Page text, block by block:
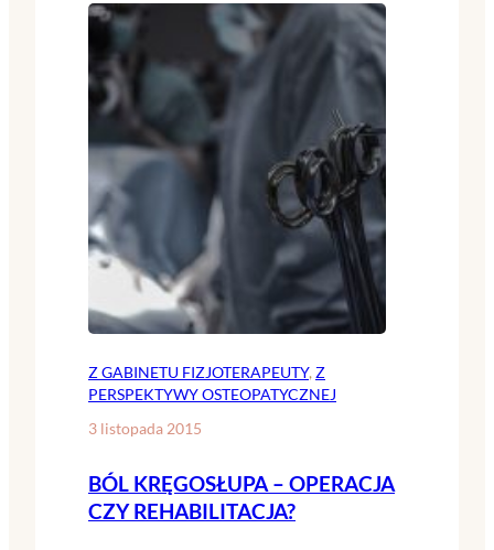
Z GABINETU FIZJOTERAPEUTY, Z
PERSPEKTYWY OSTEOPATYCZNEJ
3 listopada 2015
BÓL KRĘGOSŁUPA – OPERACJA
CZY REHABILITACJA?